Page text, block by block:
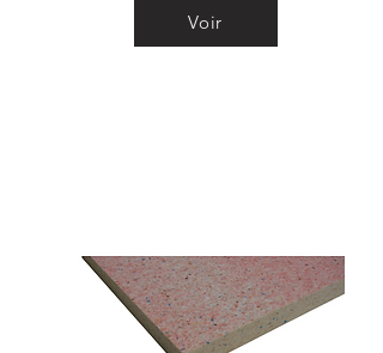
Voir